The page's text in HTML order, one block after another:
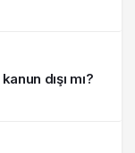
dışı mı?